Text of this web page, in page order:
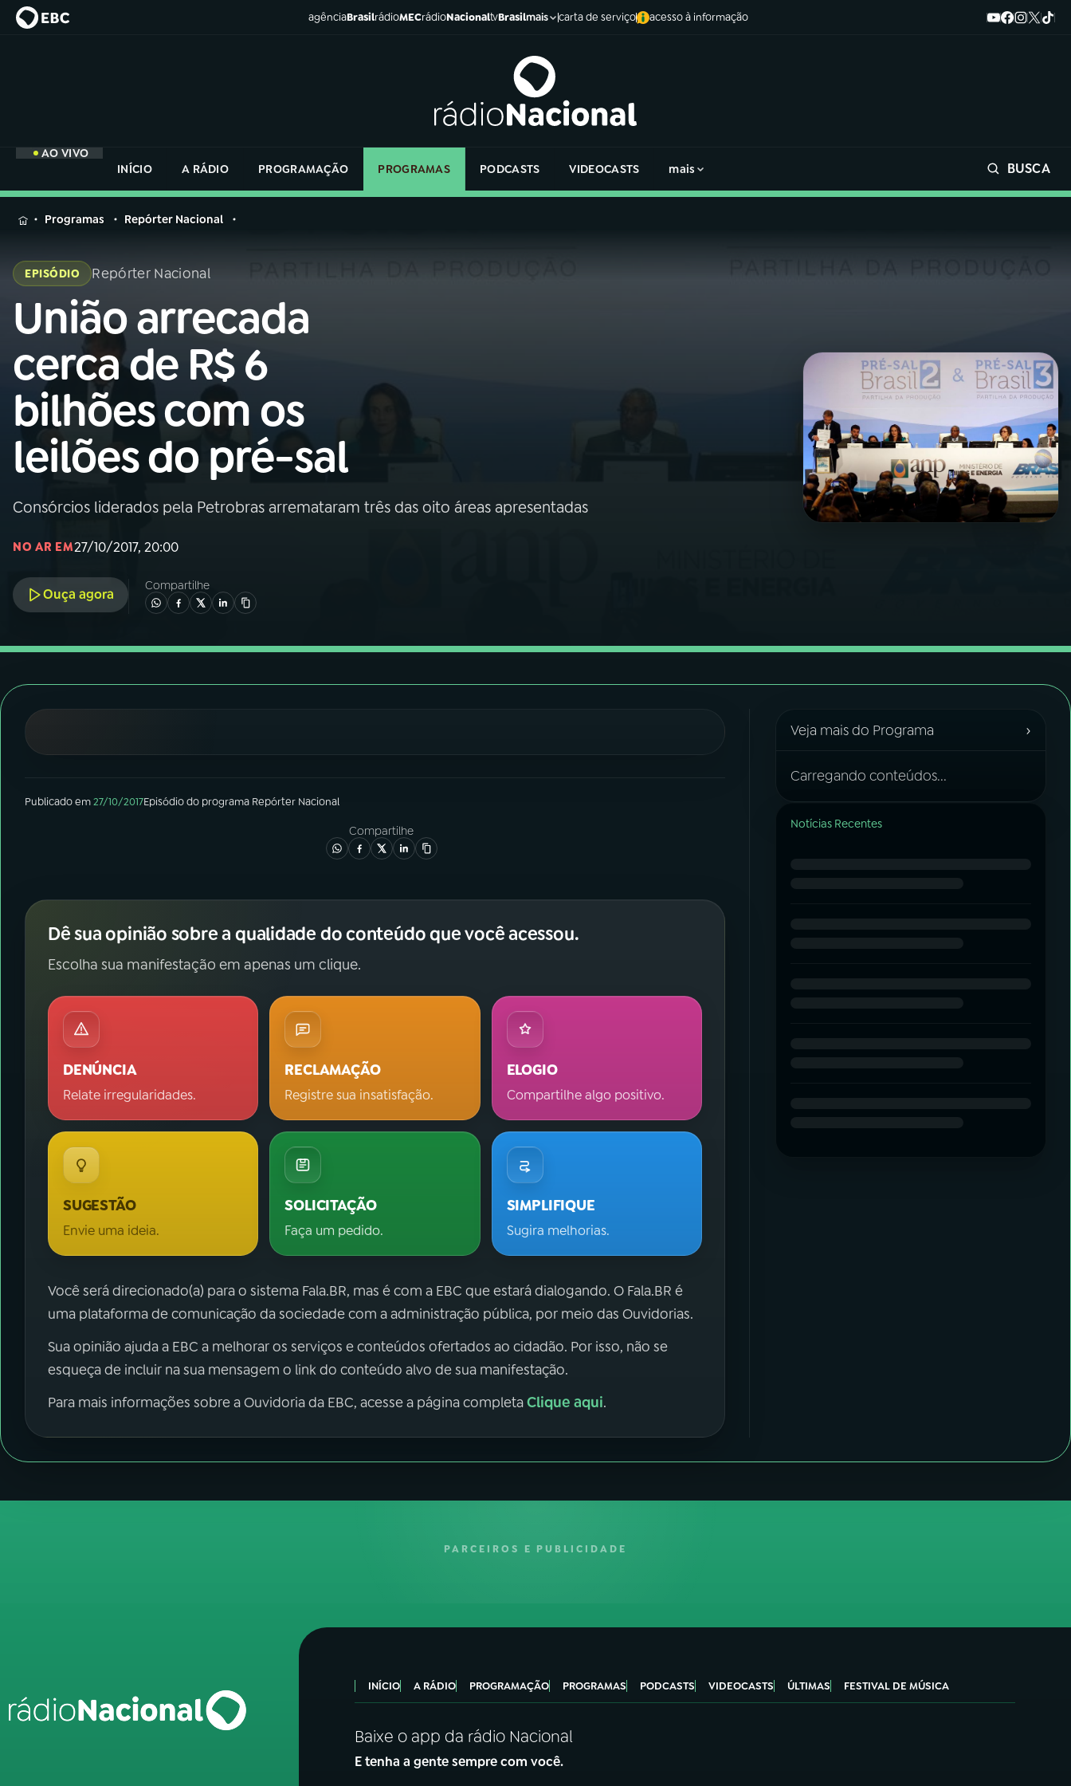
agênciaBrasilrádioMECrádioNacionaltvBrasilmais carta de serviço acesso à informação
AO VIVO
INÍCIO
A RÁDIO PROGRAMAÇÃO PROGRAMAS PODCASTS VIDEOCASTS mais BUSCA
MENU
Buscar
na
Rádio
Nacional
AO VIVO
01INÍCIO
A RÁDIO
03PROGRAMAÇÃO
05PODCASTS
TikTok
na
Rádio
Nacional
Programas Repórter Nacional
EPISÓDIO Repórter Nacional
União arrecada
cerca de R$ 6
bilhões com os
leilões do pré-sal
Consórcios liderados pela Petrobras arremataram três das oito áreas apresentadas
NO AR EM27/10/2017, 20:00
Ouça agora
Compartilhe
Publicado em27/10/2017Episódiodo programa Repórter Nacional
Compartilhe
Dê sua opinião sobre a qualidade do conteúdo que você acessou.
Escolha sua manifestação em apenas um clique.
DENÚNCIA
Relate irregularidades.
RECLAMAÇÃO
Registre sua insatisfação.
ELOGIO
Compartilhe algo positivo.
SUGESTÃO
Envie uma ideia.
SOLICITAÇÃO
Faça um pedido.
SIMPLIFIQUE
Sugira melhorias.
Você será direcionado(a) para o sistema Fala.BR, mas é com a EBC que estará dialogando. O Fala.BR é
uma plataforma de comunicação da sociedade com a administração pública, por meio das Ouvidorias.
Sua opinião ajuda a EBC a melhorar os serviços e conteúdos ofertados ao cidadão. Por isso, não se
esqueça de incluir na sua mensagem o link do conteúdo alvo de sua manifestação.
Para mais informações sobre a Ouvidoria da EBC, acesse a página completaClique aqui.
Veja mais do Programa ›
Carregando conteúdos...
Notícias Recentes
PARCEIROS E PUBLICIDADE
INÍCIO A RÁDIO PROGRAMAÇÃO PROGRAMAS PODCASTS VIDEOCASTS ÚLTIMAS FESTIVAL DE MÚSICA
Baixe o app da rádio Nacional
E tenha a gente sempre com você.